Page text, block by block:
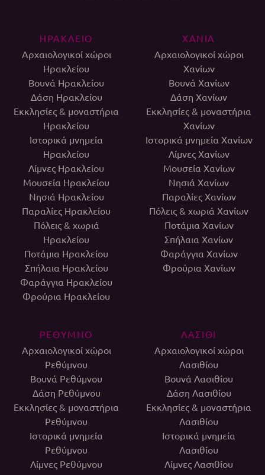
ΗΡΑΚΛΕΙΟ
Αρχαιολογικοί χώροι
Ηρακλείου
Βουνά Ηρακλείου
Δάση Ηρακλείου
Εκκλησίες & μοναστήρια
Ηρακλείου
Ιστορικά μνημεία
Ηρακλείου
Λίμνες Ηρακλείου
Μουσεία Ηρακλείου
Νησιά Ηρακλείου
Παραλίες Ηρακλείου
Πόλεις & χωριά
Ηρακλείου
Ποτάμια Ηρακλείου
Σπήλαια Ηρακλείου
Φαράγγια Ηρακλείου
Φρούρια Ηρακλείου
ΧΑΝΙΑ
Αρχαιολογικοί χώροι
Χανίων
Βουνά Χανίων
Δάση Χανίων
Εκκλησίες & μοναστήρια
Χανίων
Ιστορικά μνημεία Χανίων
Λίμνες Χανίων
Μουσεία Χανίων
Νησιά Χανίων
Παραλίες Χανίων
Πόλεις & χωριά Χανίων
Ποτάμια Χανίων
Σπήλαια Χανίων
Φαράγγια Χανίων
Φρούρια Χανίων
ΡΕΘΥΜΝΟ
Αρχαιολογικοί χώροι
Ρεθύμνου
Βουνά Ρεθύμνου
Δάση Ρεθύμνου
Εκκλησίες & μοναστήρια
Ρεθύμνου
Ιστορικά μνημεία
Ρεθύμνου
Λίμνες Ρεθύμνου
ΛΑΣΙΘΙ
Αρχαιολογικοί χώροι
Λασιθίου
Βουνά Λασιθίου
Δάση Λασιθίου
Εκκλησίες & μοναστήρια
Λασιθίου
Ιστορικά μνημεία
Λασιθίου
Λίμνες Λασιθίου